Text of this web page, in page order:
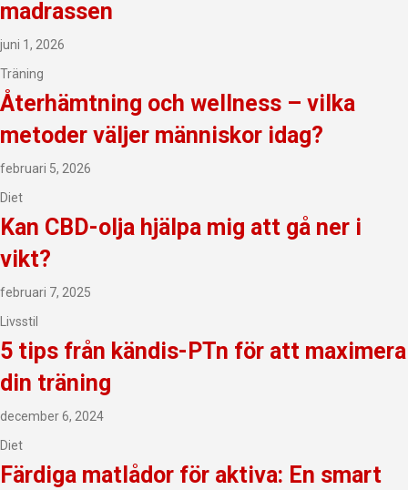
madrassen
juni 1, 2026
Träning
Återhämtning och wellness – vilka
metoder väljer människor idag?
februari 5, 2026
Diet
Kan CBD-olja hjälpa mig att gå ner i
vikt?
februari 7, 2025
Livsstil
5 tips från kändis-PTn för att maximera
din träning
december 6, 2024
Diet
Färdiga matlådor för aktiva: En smart